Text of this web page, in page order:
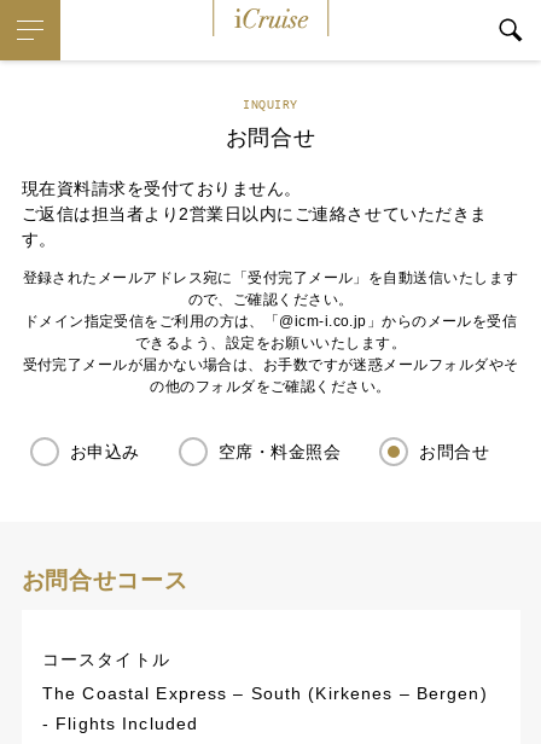
INQUIRY
お問合せ
現在資料請求を受付ておりません。
ご返信は担当者より2営業日以内にご連絡させていただきま
す。
登録されたメールアドレス宛に「受付完了メール」を自動送信いたします
ので、ご確認ください。
ドメイン指定受信をご利用の方は、「@icm-i.co.jp」からのメールを受信
できるよう、設定をお願いいたします。
受付完了メールが届かない場合は、お手数ですが迷惑メールフォルダやそ
の他のフォルダをご確認ください。
お申込み 空席・料金照会 お問合せ
お問合せコース
コースタイトル
The Coastal Express – South (Kirkenes – Bergen)
- Flights Included